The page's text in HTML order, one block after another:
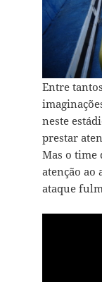
Entre
neste
prestar
Mas o time
atenção ao
ataque